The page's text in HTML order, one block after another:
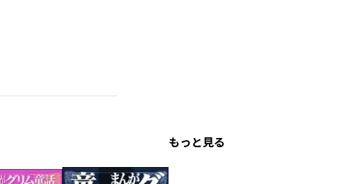
もっと見る